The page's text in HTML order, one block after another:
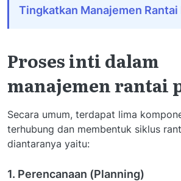
Tingkatkan Manajemen Rantai
Proses inti dalam
manajemen rantai
Secara umum, terdapat lima
terhubung dan membentuk siklus
diantaranya yaitu:
1. Perencanaan (Planning)